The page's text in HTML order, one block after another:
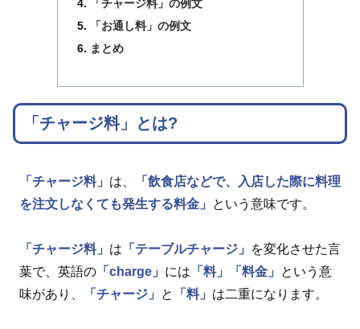
「チャージ料」の例文
「お通し料」の例文
まとめ
「チャージ料」とは?
「チャージ料」 は、
「飲食店などで、入店した際に料理
を注文しなくても発生する料金」
という意味です。
「チャージ料」 は 「テーブルチャージ」
を変化させた言
葉で、英語の 「charge」 には 「料」 「料金」
という意
味があり、
「チャージ」 と 「料」 は二重になります。